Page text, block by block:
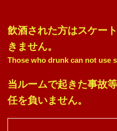
飲酒された方はスケー
きません。
Those who drunk can not use
当ルームで起きた事故
任を負いません。